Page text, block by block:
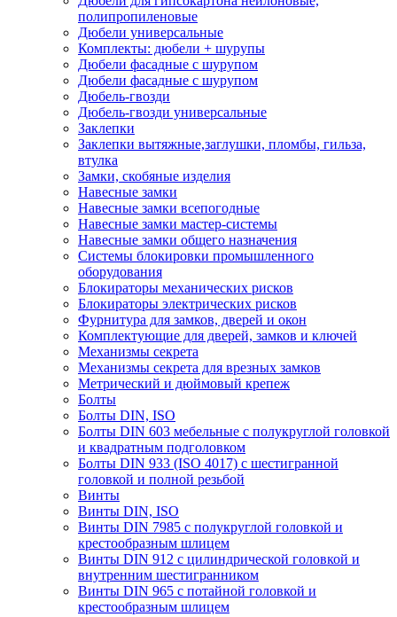
полипропиленовые
Дюбели универсальные
Комплекты: дюбели + шурупы
Дюбели фасадные с шурупом
Дюбели фасадные с шурупом
Дюбель-гвозди
Дюбель-гвозди универсальные
Заклепки
Заклепки вытяжные,заглушки, пломбы, гильза,
втулка
Замки, скобяные изделия
Навесные замки
Навесные замки всепогодные
Навесные замки мастер-системы
Навесные замки общего назначения
Системы блокировки промышленного
оборудования
Блокираторы механических рисков
Блокираторы электрических рисков
Фурнитура для замков, дверей и окон
Комплектующие для дверей, замков и ключей
Механизмы секрета
Механизмы секрета для врезных замков
Метрический и дюймовый крепеж
Болты
Болты DIN, ISO
Болты DIN 603 мебельные с полукруглой головкой
и квадратным подголовком
Болты DIN 933 (ISO 4017) с шестигранной
головкой и полной резьбой
Винты
Винты DIN, ISO
Винты DIN 7985 с полукруглой головкой и
крестообразным шлицем
Винты DIN 912 с цилиндрической головкой и
внутренним шестигранником
Винты DIN 965 с потайной головкой и
крестообразным шлицем